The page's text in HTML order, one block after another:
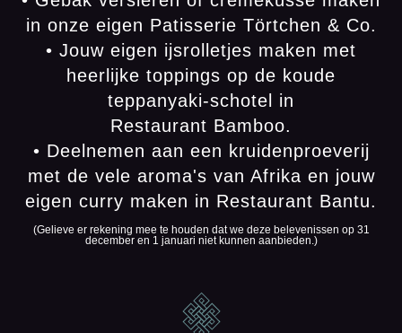
in onze eigen Patisserie Törtchen & Co.
• Jouw eigen ijsrolletjes maken met
heerlijke toppings op de koude
teppanyaki-schotel in
Restaurant Bamboo.
• Deelnemen aan een kruidenproeverij
met de vele aroma's van Afrika en jouw
eigen curry maken in Restaurant Bantu.
(Gelieve er rekening mee te houden dat we deze belevenissen op 31
december en 1 januari niet kunnen aanbieden.)